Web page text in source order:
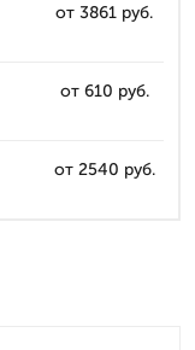
от 3861 руб.
от 610 руб.
от 2540 руб.